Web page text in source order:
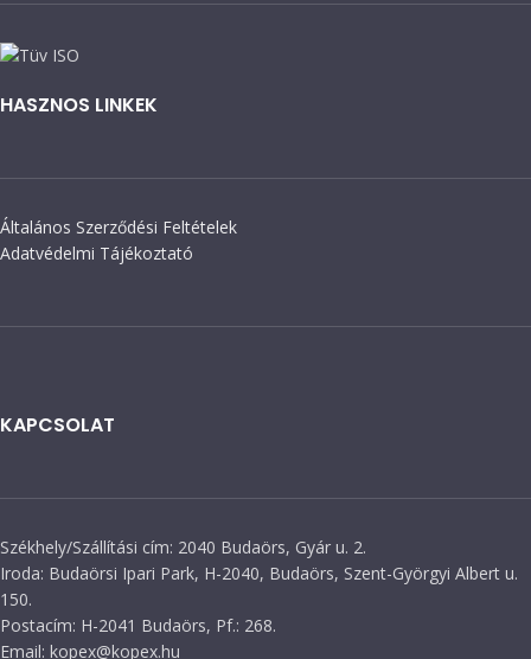
HASZNOS LINKEK
Általános Szerződési Feltételek
Adatvédelmi Tájékoztató
KAPCSOLAT
Székhely/Szállítási cím: 2040 Budaörs, Gyár u. 2.
Iroda: Budaörsi Ipari Park, H-2040, Budaörs, Szent-Györgyi Albert u.
150.
Postacím: H-2041 Budaörs, Pf.: 268.
Email: kopex@kopex.hu